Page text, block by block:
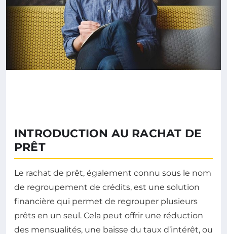
INTRODUCTION AU RACHAT DE
PRÊT
Le rachat de prêt, également connu sous le nom
de regroupement de crédits, est une solution
financière qui permet de regrouper plusieurs
prêts en un seul. Cela peut offrir une réduction
des mensualités, une baisse du taux d’intérêt, ou